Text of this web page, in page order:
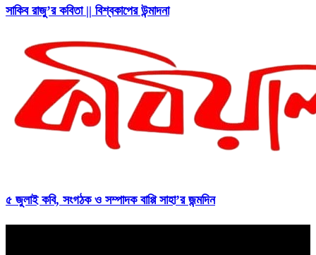
সাকিব রাজু’র কবিতা || বিশ্বকাপের উন্মাদনা
৫ জুলাই কবি, সংগঠক ও সম্পাদক বাপ্পি সাহা’র জন্মদিন